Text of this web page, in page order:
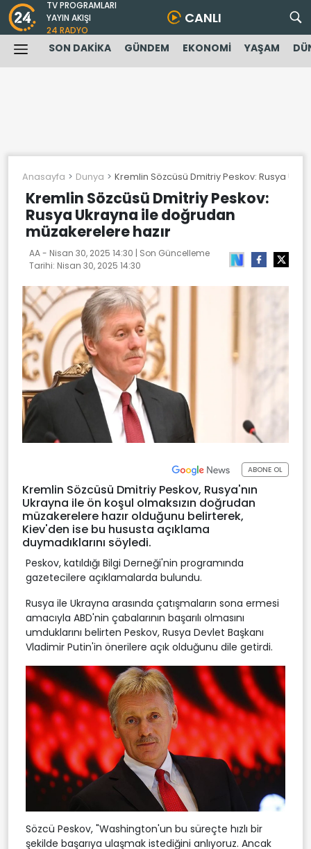
TV PROGRAMLARI
YAYIN AKIŞI
24 RADYO
CANLI
SON DAKİKA GÜNDEM EKONOMİ YAŞAM
Anasayfa Dunya Kremlin Sözcüsü Dmitriy Peskov: Rusya
Kremlin Sözcüsü Dmitriy Peskov:
Rusya Ukrayna ile doğrudan
müzakerelere hazır
AA - Nisan 30, 2025 14:30 | Son Güncelleme
Tarihi: Nisan 30, 2025 14:30
ABONE OL
Kremlin Sözcüsü Dmitriy Peskov, Rusya'nın
Ukrayna ile ön koşul olmaksızın doğrudan
müzakerelere hazır olduğunu belirterek,
Kiev'den ise bu hususta açıklama
duymadıklarını söyledi.
Peskov, katıldığı Bilgi Derneği'nin programında
gazetecilere açıklamalarda bulundu.
Rusya ile Ukrayna arasında çatışmaların sona ermesi
amacıyla ABD'nin çabalarının başarılı olmasını
umduklarını belirten Peskov, Rusya Devlet Başkanı
Vladimir Putin'in önerilere açık olduğunu dile getirdi.
Sözcü Peskov, "Washington'un bu süreçte hızlı bir
şekilde başarıya ulaşmak istediğini anlıyoruz. Ancak